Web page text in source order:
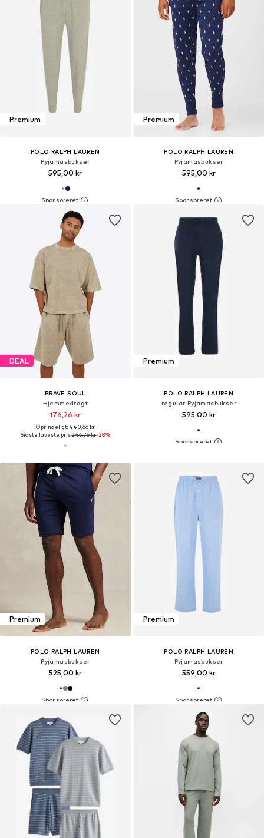
Premium
POLO RALPH LAUREN
Pyjamasbukser
595,00 kr
Premium
POLO RALPH LAUREN
Pyjamasbukser
595,00 kr
DEAL
BRAVE SOUL
Hjemmedragt
176,26 kr
Oprindeligt: 440,66 kr
Sidste laveste pris:246,76 kr-28%
Premium
POLO RALPH LAUREN
regular Pyjamasbukser
595,00 kr
Premium
POLO RALPH LAUREN
Pyjamasbukser
525,00 kr
Premium
POLO RALPH LAUREN
Pyjamasbukser
559,00 kr